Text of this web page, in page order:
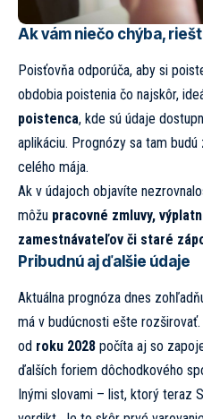
Ak vám niečo chýba,
Poisťovňa odporúča, aby si
obdobia poistenia čo najskôr,
poistenca, kde sú údaje
aplikáciu. Prognózy sa tam
celého mája.
Ak v údajoch objavíte
môžu pracovné zmluvy,
zamestnávateľov či staré
Pribudnú aj ďalšie údaje
Aktuálna prognóza dnes
má v budúcnosti ešte
od roku 2028 počíta aj so
ďalších foriem dôchodkového
Inými slovami – list, ktorý teraz